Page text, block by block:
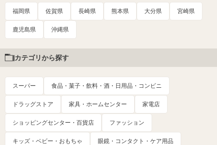
福岡県 佐賀県 長崎県 熊本県 大分県 宮崎県
鹿児島県 沖縄県
カテゴリから探す
スーパー 食品・菓子・飲料・酒・日用品・コンビニ
ドラッグストア 家具・ホームセンター 家電店
ショッピングセンター・百貨店 ファッション
キッズ・ベビー・おもちゃ 眼鏡・コンタクト・ケア用品